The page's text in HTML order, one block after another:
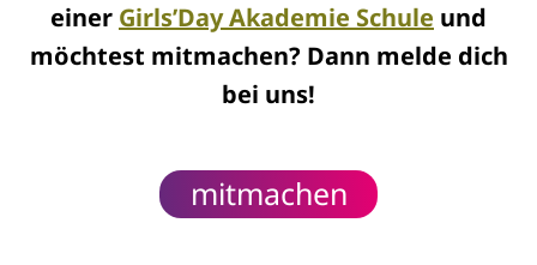
einer Girls’Day Akademie Schule und
möchtest mitmachen? Dann melde dich
bei uns!
mitmachen